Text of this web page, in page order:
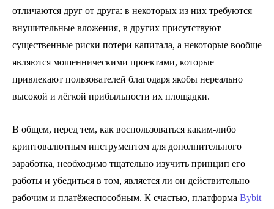
отличаются друг от друга: в некоторых из них требуются
внушительные вложения, в других присутствуют
существенные риски потери капитала, а некоторые вообще
являются мошенническими проектами, которые
привлекают пользователей благодаря якобы нереально
высокой и лёгкой прибыльности их площадки.
В общем, перед тем, как воспользоваться каким-либо
криптовалютным инструментом для дополнительного
заработка, необходимо тщательно изучить принцип его
работы и убедиться в том, является ли он действительно
рабочим и платёжеспособным. К счастью, платформа Bybit